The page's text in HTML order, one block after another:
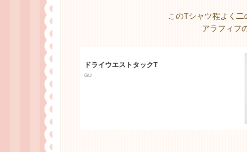
このTシャツ程よく二
アラフィフ
ドライウエストタックT
GU